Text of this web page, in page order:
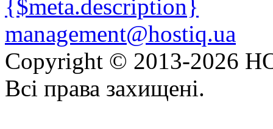
management@hostiq.ua
Copyright © 2013-2026
Всі права захищені.